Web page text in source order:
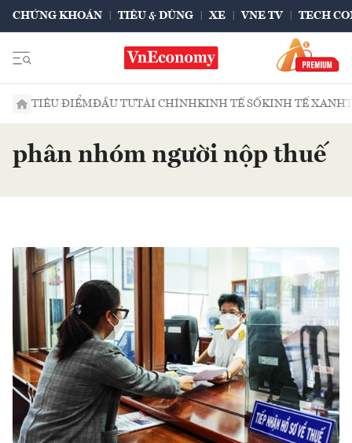
CHỨNG KHOÁN TIÊU & DÙNG XE VNE TV TECH
TIÊU ĐIỂMĐẦU TƯTÀI CHÍNHKINH TẾ SỐKINH TẾ XANH
phân nhóm người nộp thuế